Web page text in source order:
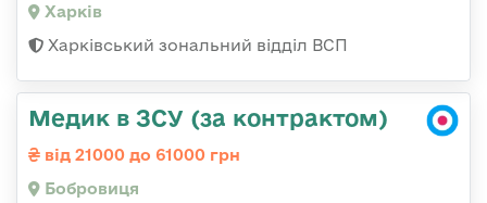
Харків
Харківський зональний відділ ВСП
Медик в ЗСУ (за контрактом)
від 21000 до 61000 грн
Бобровиця